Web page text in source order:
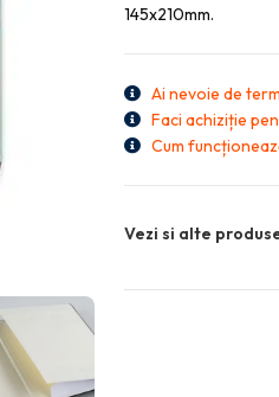
145x210mm.
Ai nevoie de
Faci achiziție
Cum
Vezi si alte